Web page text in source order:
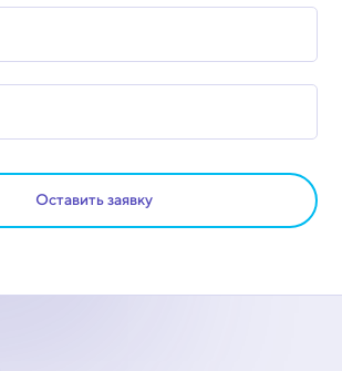
Оставить заявку